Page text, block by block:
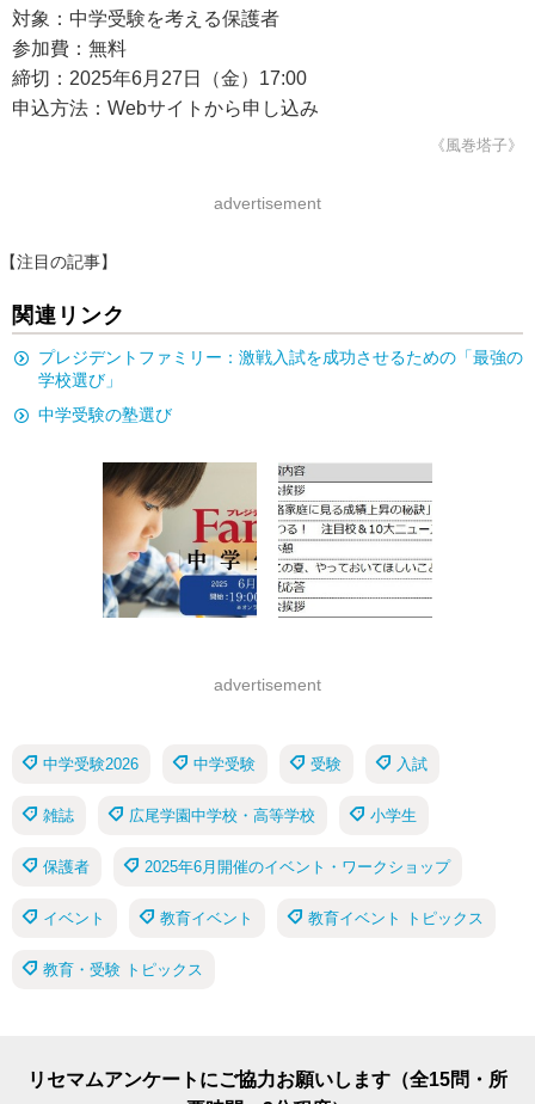
対象：中学受験を考える保護者
参加費：無料
締切：2025年6月27日（金）17:00
申込方法：Webサイトから申し込み
《風巻塔子》
advertisement
【注目の記事】
関連リンク
プレジデントファミリー：激戦入試を成功させるための「最強の
学校選び」
中学受験の塾選び
advertisement
中学受験2026 中学受験 受験 入試
雑誌 広尾学園中学校・高等学校 小学生
保護者 2025年6月開催のイベント・ワークショップ
イベント 教育イベント 教育イベント トピックス
教育・受験 トピックス
リセマムアンケートにご協力お願いします（全15問・所